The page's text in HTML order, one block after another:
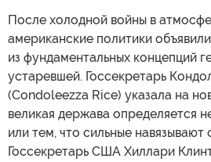
После холодной войны в
американские политики
из фундаментальных концепций
устаревшей. Госсекретарь
(Condoleezza Rice) указала на
великая держава определяется
или тем, что сильные
Госсекретарь США Хиллари